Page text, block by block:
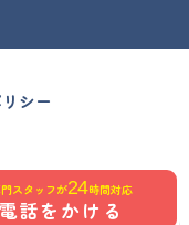
シー
スタッフが24時間対応
電話をかける